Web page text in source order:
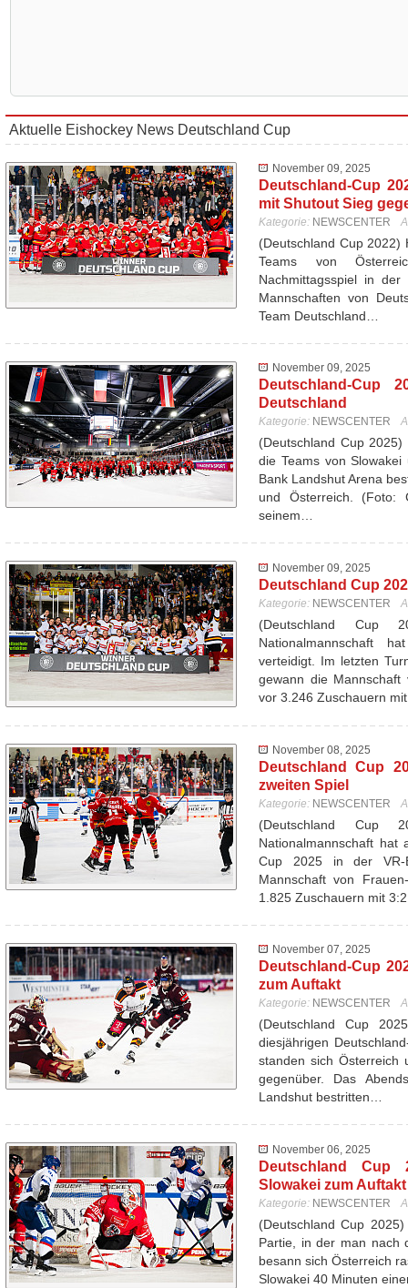
Aktuelle Eishockey News Deutschland Cup
November 09, 2025
Deutschland-Cup
mit Shutout Sieg
Kategorie: NEWSCENTER
(Deutschland Cup 2022)
Teams von
Nachmittagsspiel in
Mannschaften von
Team Deutschland…
November 09, 2025
Deutschland-Cup
Deutschland
Kategorie: NEWSCENTER
(Deutschland Cup
die Teams von
Bank Landshut Arena
und Österreich. (Foto:
seinem…
November 09, 2025
Deutschland Cup
Kategorie: NEWSCENTER
(Deutschland Cup
Nationalmannschaft
verteidigt. Im letzten
gewann die Mannschaft
vor 3.246 Zuschauern
November 08, 2025
Deutschland Cup
zweiten Spiel
Kategorie: NEWSCENTER
(Deutschland Cup
Nationalmannschaft hat
Cup 2025 in der VR-
Mannschaft von
1.825 Zuschauern mit
November 07, 2025
Deutschland-Cup
zum Auftakt
Kategorie: NEWSCENTER
(Deutschland Cup
diesjährigen
standen sich Österreich
gegenüber. Das
Landshut bestritten…
November 06, 2025
Deutschland Cup
Slowakei zum
Kategorie: NEWSCENTER
(Deutschland Cup
Partie, in der man nach
besann sich Österreich
Slowakei 40 Minuten